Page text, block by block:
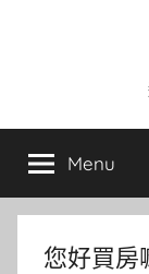
Menu
您好買房